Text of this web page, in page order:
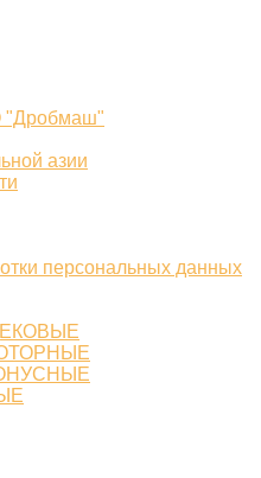
"Дробмаш"
азии
персональных данных